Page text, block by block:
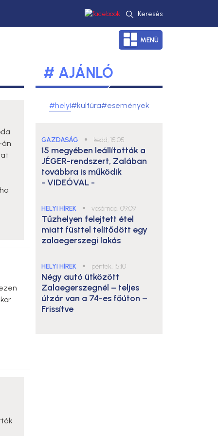
Keresés
MENÜ
án
# AJÁNLÓ
#helyi#kultúra#események
GAZDASÁG ● kedd, 15:05
15 megyében leállították a
JÉGER-rendszert, Zalában
továbbra is működik
- VIDEÓVAL -
HELYI HÍREK ● vasárnap, 09:09
Tűzhelyen felejtett étel
miatt füsttel telítődött egy
zalaegerszegi lakás
HELYI HÍREK ● péntek, 15:10
Négy autó ütközött
Zalaegerszegnél – teljes
útzár van a 74-es főúton –
Frissítve